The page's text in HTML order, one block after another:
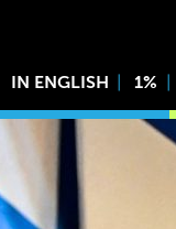
IN ENGLISH 1%